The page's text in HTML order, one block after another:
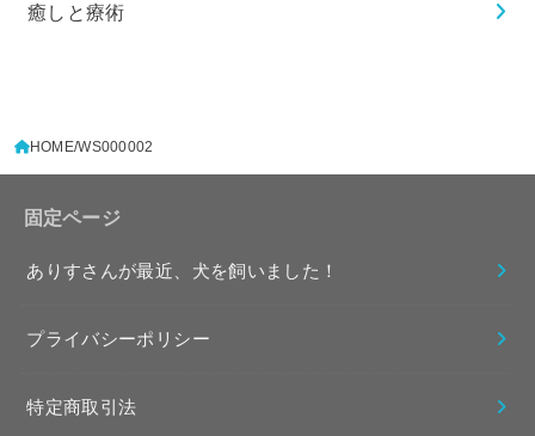
癒しと療術
HOME WS000002
固定ページ
ありすさんが最近、犬を飼いました！
プライバシーポリシー
特定商取引法